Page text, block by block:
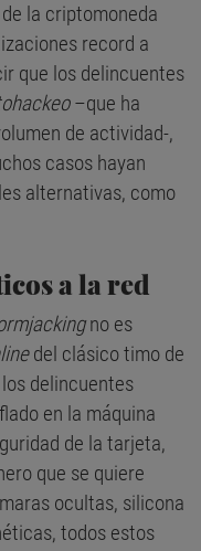
la criptomoneda
record a
que los delincuentes
–que ha
de actividad-,
casos hayan
alternativas, como
a la red
no es
del clásico timo de
delincuentes
en la máquina
de la tarjeta,
que se quiere
ocultas, silicona
todos estos